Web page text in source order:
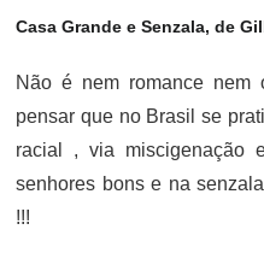
Casa Grande e Senzala, de
Não é nem romance nem
pensar que no Brasil se
racial , via miscigenação
senhores bons e na
!!!